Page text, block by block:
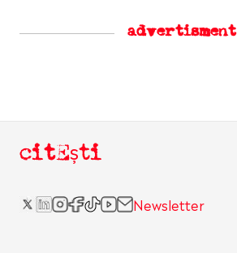
advertisment
citEști
Newsletter